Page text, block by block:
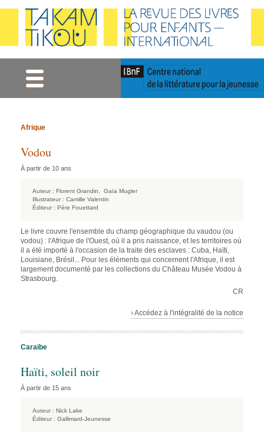
Afrique
Vodou
À partir de 10 ans
Auteur : Florent Grandin,
Gaïa Mugler
Illustrateur : Camille Valentin
Éditeur : Père Fouettard
Le livre couvre l'ensemble du champ géographique du vaudou (ou
vodou) : l'Afrique de l'Ouest, où il a pris naissance, et les territoires où
il a été importé à l'occasion de la traite des esclaves : Cuba, Haïti,
Louisiane, Brésil... Pour les éléments qui concernent l'Afrique, il est
largement documenté par les collections du Château Musée Vodou à
Strasbourg.
CR
› Accédez à l'intégralité de la notice
Caraïbe
Haïti, soleil noir
À partir de 15 ans
Auteur : Nick Lake
Éditeur : Gallimard-Jeunesse